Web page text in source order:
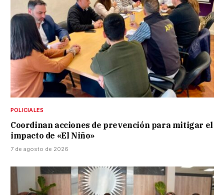
POLICIALES
Coordinan acciones de prevención para mitigar el
impacto de «El Niño»
7 de agosto de 2026